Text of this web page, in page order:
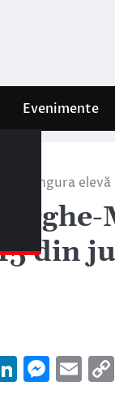
Evenimente
singura
din
LinkedIn